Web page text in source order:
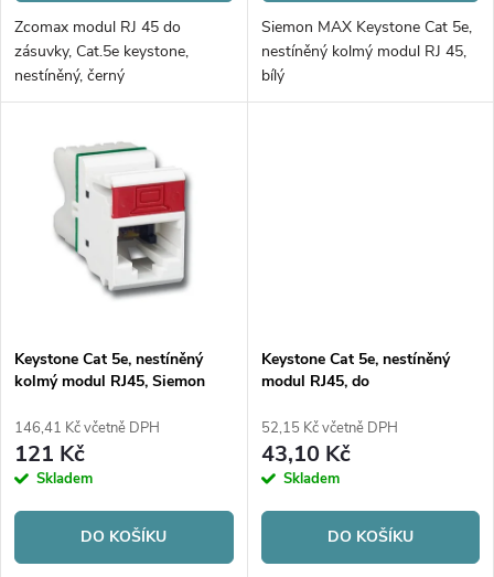
Zcomax modul RJ 45 do
zásuvky, Cat.5e keystone,
nestíněný, černý
Siemon MAX Keystone Cat 5e,
nestíněný kolmý modul RJ 45,
bílý
Keystone Cat 5e, nestíněný
kolmý modul RJ45, Siemon
146,41 Kč včetně DPH
121 Kč
Skladem
DO KOŠÍKU
Keystone Cat 5e, nestíněný
modul RJ45, do
beznástrojový, bílý
52,15 Kč včetně DPH
43,10 Kč
Skladem
DO KOŠÍKU